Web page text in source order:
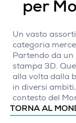
per
Un vasto
categoria
Partendo da un
stampa 3D.
alla volta dalla
in diversi
contesto del
TORNA AL